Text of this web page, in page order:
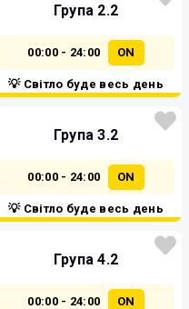
Група 2.2
00:00 - 24:00 ON
💡 Світло буде весь день
Група 3.2
00:00 - 24:00 ON
💡 Світло буде весь день
Група 4.2
00:00 - 24:00 ON